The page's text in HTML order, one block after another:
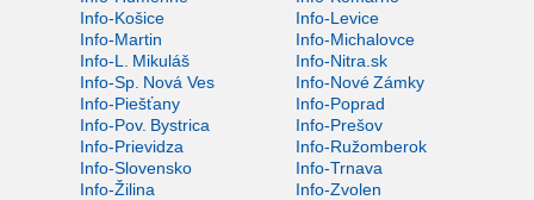
Info-Košice
Info-Levice
Info-Martin
Info-Michalovce
Info-L. Mikuláš
Info-Nitra.sk
Info-Sp. Nová Ves
Info-Nové Zámky
Info-Piešťany
Info-Poprad
Info-Pov. Bystrica
Info-Prešov
Info-Prievidza
Info-Ružomberok
Info-Slovensko
Info-Trnava
Info-Žilina
Info-Zvolen